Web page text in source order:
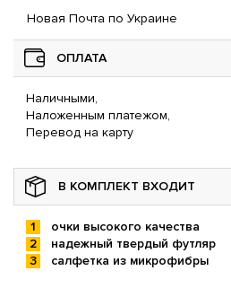
Новая Почта по Украине
ОПЛАТА
Наличными,
Наложенным платежом,
Перевод на карту
В КОМПЛЕКТ ВХОДИТ
очки высокого качества
надежный твердый футляр
салфетка из микрофибры